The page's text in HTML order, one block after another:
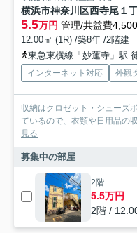
横浜市神奈川区西寺尾１
5.5万円 管理/共益費
12.00㎡ (1R) /築8年 /2階建
東急東横線「妙蓮寺」駅
インターネット対応 外観
収納はクロゼット・シューズ
ているので、衣類や日用品の
見る
募集中の部屋
2階
5.5万円
2階 /